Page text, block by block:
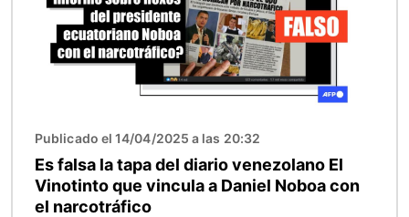
Publicado el 14/04/2025 a las 20:32
Es falsa la tapa del diario venezolano El
Vinotinto que vincula a Daniel Noboa con
el narcotráfico